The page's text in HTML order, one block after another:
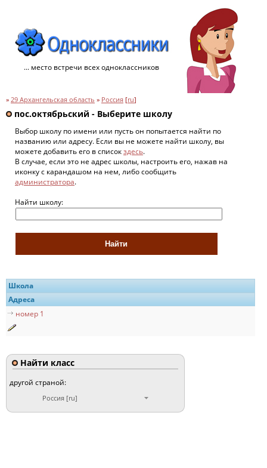
... место встречи всех одноклассников
» 29 Архангельская область » Россия [ru]
пос.октябрьский - Выберите школу
Выбор школу по имени или пусть он попытается найти по
названию или адресу. Если вы не можете найти школу, вы
можете добавить его в списокздесь.
В случае, если это не адрес школы, настроить его, нажав на
иконку с карандашом на нем, либо сообщить
администратора.
Найти школу:
Школа
Адреса
номер 1
Найти класс
другой страной:
Россия [ru]